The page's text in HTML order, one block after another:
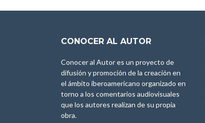
CONOCER AL AUTOR
Conocer al Autor es un proyecto de
difusión y promoción de la creación en
el ámbito iberoamericano organizado en
torno a los comentarios audiovisuales
que los autores realizan de su propia
obra.